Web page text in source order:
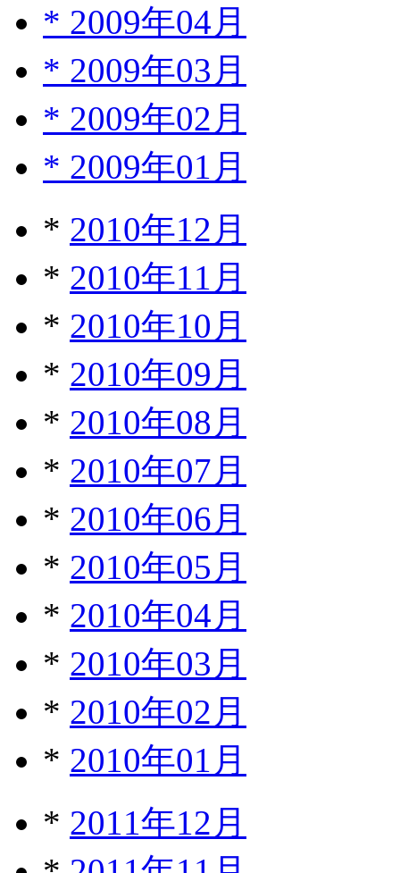
* 2009年04月
* 2009年03月
* 2009年02月
* 2009年01月
* 2010年12月
* 2010年11月
* 2010年10月
* 2010年09月
* 2010年08月
* 2010年07月
* 2010年06月
* 2010年05月
* 2010年04月
* 2010年03月
* 2010年02月
* 2010年01月
* 2011年12月